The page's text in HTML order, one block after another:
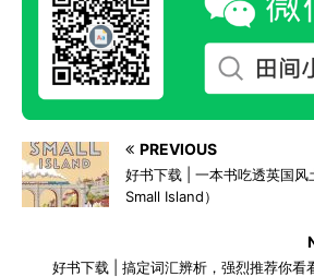
PREVIOUS
好书下载 | 一本书吃透英国
Small Island）
好书下载 | 搞定词汇辨析，强烈推荐你看